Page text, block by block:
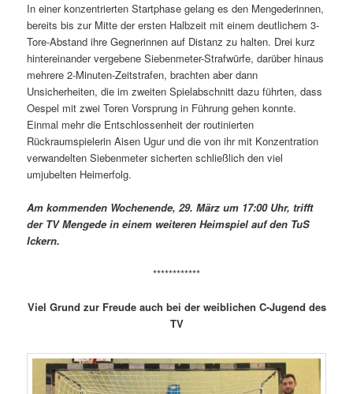
In einer konzentrierten Startphase gelang es den Mengederinnen,
bereits bis zur Mitte der ersten Halbzeit mit einem deutlichem 3-
Tore-Abstand ihre Gegnerinnen auf Distanz zu halten. Drei kurz
hintereinander vergebene Siebenmeter-Strafwürfe, darüber hinaus
mehrere 2-Minuten-Zeitstrafen, brachten aber dann
Unsicherheiten, die im zweiten Spielabschnitt dazu führten, dass
Oespel mit zwei Toren Vorsprung in Führung gehen konnte.
Einmal mehr die Entschlossenheit der routinierten
Rückraumspielerin Aisen Ugur und die von ihr mit Konzentration
verwandelten Siebenmeter sicherten schließlich den viel
umjubelten Heimerfolg.
Am kommenden Wochenende, 29. März um 17:00 Uhr, trifft
der TV Mengede in einem weiteren Heimspiel auf den TuS
Ickern.
************
Viel Grund zur Freude auch bei der weiblichen C-Jugend des
TV